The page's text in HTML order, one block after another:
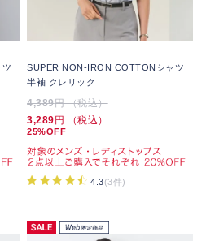
SUPER NON-IRON COTTONシャツ
半袖 クレリック
4,389円 （税込）
3,289 円 （税込）
25%OFF
4.3(3件)